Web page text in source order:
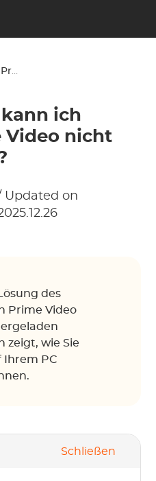
Amazon Prime
ich
Video nicht
Updated on
des
Prime Video
zeigt, wie Sie
Ihrem PC
Schließen